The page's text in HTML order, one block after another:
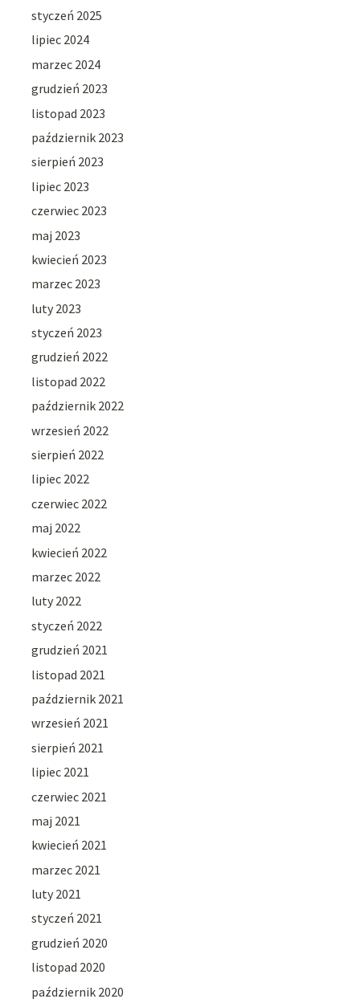
styczeń 2025
lipiec 2024
marzec 2024
grudzień 2023
listopad 2023
październik 2023
sierpień 2023
lipiec 2023
czerwiec 2023
maj 2023
kwiecień 2023
marzec 2023
luty 2023
styczeń 2023
grudzień 2022
listopad 2022
październik 2022
wrzesień 2022
sierpień 2022
lipiec 2022
czerwiec 2022
maj 2022
kwiecień 2022
marzec 2022
luty 2022
styczeń 2022
grudzień 2021
listopad 2021
październik 2021
wrzesień 2021
sierpień 2021
lipiec 2021
czerwiec 2021
maj 2021
kwiecień 2021
marzec 2021
luty 2021
styczeń 2021
grudzień 2020
listopad 2020
październik 2020